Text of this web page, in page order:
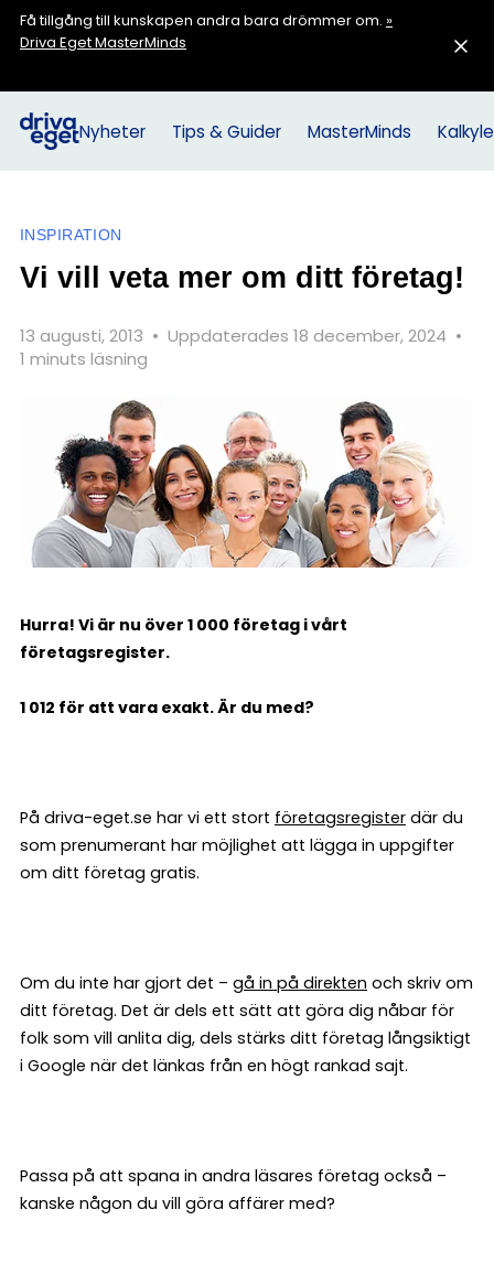
Få tillgång till kunskapen andra bara drömmer om. »
Driva Eget MasterMinds
Nyheter Tips & Guider MasterMinds
INSPIRATION
Vi vill veta mer om ditt företag!
13 augusti, 2013 • Uppdaterades 18 december, 2024 •
1 minuts läsning
Hurra! Vi är nu över 1 000 företag i vårt
företagsregister.
1 012 för att vara exakt. Är du med?
På driva-eget.se har vi ett stort företagsregister där du
som prenumerant har möjlighet att lägga in uppgifter
om ditt företag gratis.
Om du inte har gjort det – gå in på direkten och skriv om
ditt företag. Det är dels ett sätt att göra dig nåbar för
folk som vill anlita dig, dels stärks ditt företag långsiktigt
i Google när det länkas från en högt rankad sajt.
Passa på att spana in andra läsares företag också –
kanske någon du vill göra affärer med?